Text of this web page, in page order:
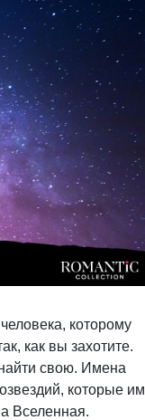
которому
как вы захотите.
свою. Имена
которые им
Вселенная.